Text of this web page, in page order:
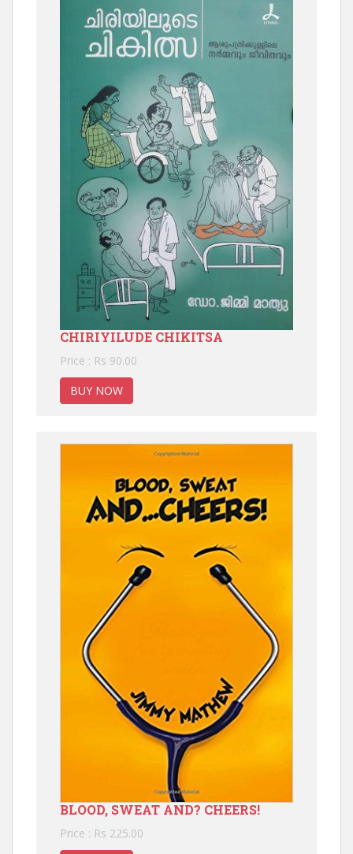
CHIRIYILUDE CHIKITSA
Price : Rs 90.00
BUY NOW
BLOOD, SWEAT AND? CHEERS!
Price : Rs 225.00